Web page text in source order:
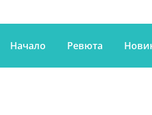
Начало Ревюта